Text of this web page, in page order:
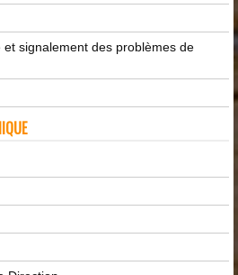
signalement des problèmes de